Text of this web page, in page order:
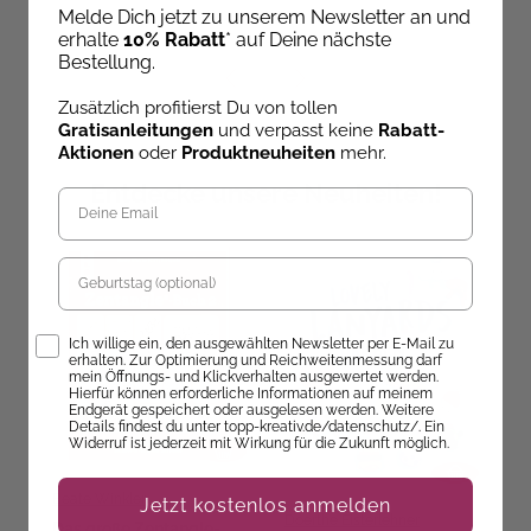
Entdecke unsere Neuheiten!
Melde Dich jetzt zu unserem Newsletter an und
erhalte 10% Rabatt* auf Deine nächste
Bestellung.
Zusätzlich profitierst Du von tollen
Gratisanleitungen und verpasst keine Rabatt-
Aktionen oder Produktneuheiten mehr.
Geburtstag
Opt-InIch willige ein, den ausgewählten Newsletter per E-Mail zu
erhalten. Zur Optimierung und Reichweitenmessung darf
mein Öffnungs- und Klickverhalten ausgewertet werden.
Hierfür können erforderliche Informationen auf meinem
Endgerät gespeichert oder ausgelesen werden. Weitere
Details findest du unter topp-kreativ.de/datenschutz/. Ein
Widerruf ist jederzeit mit Wirkung für die Zukunft möglich.
Jetzt kostenlos anmelden